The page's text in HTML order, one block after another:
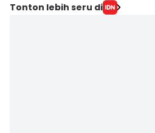
Tonton lebih seru di